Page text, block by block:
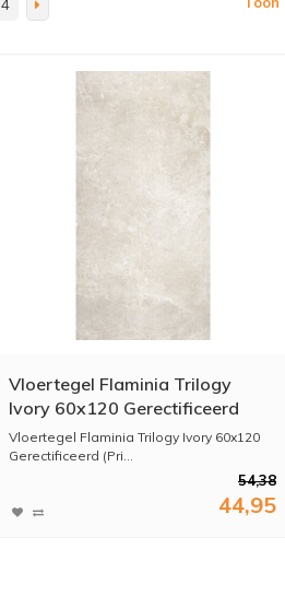
4
Vloertegel Flaminia Trilogy
Ivory 60x120 Gerectificeerd
(Prijs Per M2)
Vloertegel Flaminia Trilogy Ivory 60x120
Gerectificeerd (Pri...
54,38
44,95